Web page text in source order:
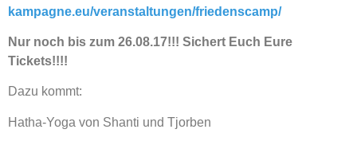
kampagne.eu/veranstaltungen/friedenscamp/
Nur noch bis zum 26.08.17!!! Sichert Euch Eure
Tickets!!!!
Dazu kommt:
Hatha-Yoga von Shanti und Tjorben